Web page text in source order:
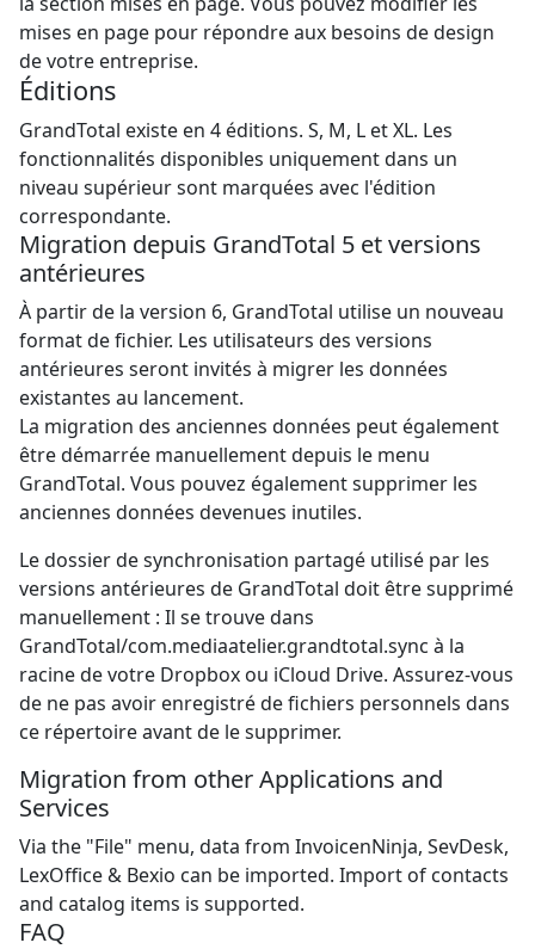
mises en page pour répondre aux besoins de design
de votre entreprise.
Éditions
GrandTotal existe en 4 éditions. S, M, L et XL. Les
fonctionnalités disponibles uniquement dans un
niveau supérieur sont marquées avec l'édition
correspondante.
Migration depuis GrandTotal 5 et versions
antérieures
À partir de la version 6, GrandTotal utilise un nouveau
format de fichier. Les utilisateurs des versions
antérieures seront invités à migrer les données
existantes au lancement.
La migration des anciennes données peut également
être démarrée manuellement depuis le menu
GrandTotal. Vous pouvez également supprimer les
anciennes données devenues inutiles.
Le dossier de synchronisation partagé utilisé par les
versions antérieures de GrandTotal doit être supprimé
manuellement : Il se trouve dans
GrandTotal/com.mediaatelier.grandtotal.sync à la
racine de votre Dropbox ou iCloud Drive. Assurez-vous
de ne pas avoir enregistré de fichiers personnels dans
ce répertoire avant de le supprimer.
Migration from other Applications and
Services
Via the "File" menu, data from InvoicenNinja, SevDesk,
LexOffice & Bexio can be imported. Import of contacts
and catalog items is supported.
FAQ